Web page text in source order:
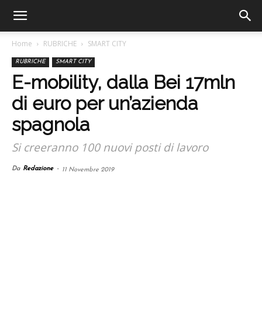
Home RUBRICHE SMART CITY
RUBRICHE SMART CITY
E-mobility, dalla Bei 17mln
di euro per un’azienda
spagnola
Si creeranno 100 nuovi posti di lavoro
Da Redazione - 11 Novembre 2019